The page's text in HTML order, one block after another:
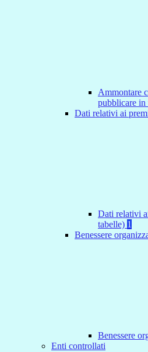
Ammontare
pubblicare in
Dati relativi ai
Dati relativi
tabelle) 1
Benessere
Benessere
Enti controllati